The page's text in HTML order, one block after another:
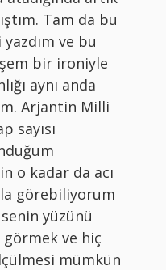
Tam da bu
ve bu
bir ironiyle
aynı anda
Arjantin Milli
sayısı
o kadar da acı
görebiliyorum
yüzünü
ve hiç
mümkün